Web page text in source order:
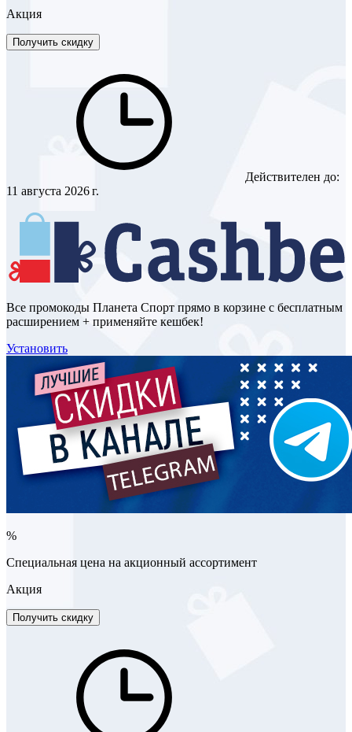
Акция
Получить скидку
Действителен до:
11 августа 2026 г.
Все промокоды Планета Спорт прямо в корзине с бесплатным
расширением + применяйте кешбек!
Установить
%
Специальная цена на акционный ассортимент
Акция
Получить скидку